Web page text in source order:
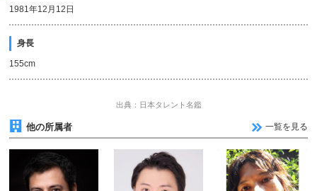
1981年12月12日
身長
155cm
出典：日本タレント名鑑
他の所属者 一覧を見る